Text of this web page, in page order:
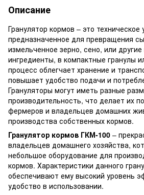
Описание
Гранулятор кормов – это техническое
предназначенное для превращения
измельченное зерно, сено, или
ингредиенты, в компактные гранулы
процесс облегчает хранение и
повышает удобство подачи и
Грануляторы могут иметь разные
производительность, что делает их
фермеров и владельцев домашних
производства собственных кормов.
Гранулятор кормов ГКМ-100 –
владельцев домашнего хозяйства,
небольшое оборудование для
кормов. Характеристики данного
обеспечивают ему высокий уровень
удобство в использовании.